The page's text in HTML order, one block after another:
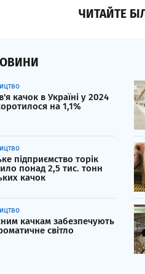
ЧИТАЙТЕ
качок в Україні у 2024
на 1,1%
підприємство торік
понад 2,5 тис. тонн
качок
качкам забезпечують
світло